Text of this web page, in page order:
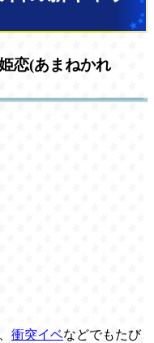
恋(あまねかれ
衝突イベなどでもたび